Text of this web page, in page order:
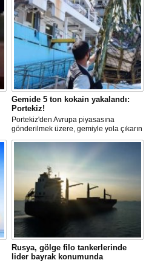
Gemide 5 ton kokain yakalandı:
Portekiz!
Portekiz'den Avrupa piyasasına
gönderilmek üzere, gemiyle yola çıkarın
5 ton kokain, Portekiz polisi ile Portekiz
operasyonuyla durduruldu. Operasyon
kapsamında, gemideki iki yabancı
uyruklu kişi bir gemi mürettebatı
gözaltına alındı.
Rusya, gölge filo tankerlerinde
lider bayrak konumunda